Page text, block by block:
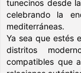
tunecinos desde
celebrando la
mediterráneas.
Ya sea que estés
distritos
compatibles que